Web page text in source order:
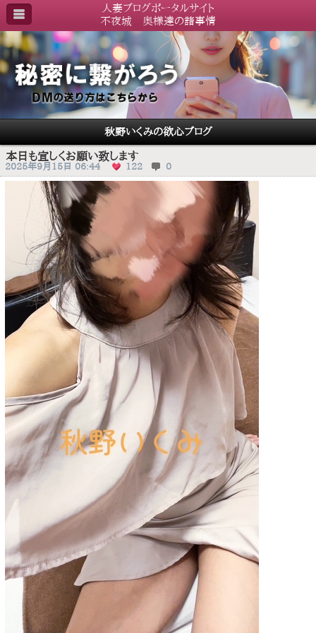
人妻ブログポータルサイト
不夜城 奥様達の諸事情
秋野いくみの欲心ブログ
本日も宜しくお願い致します
2025年9月15日 06:44 122 0